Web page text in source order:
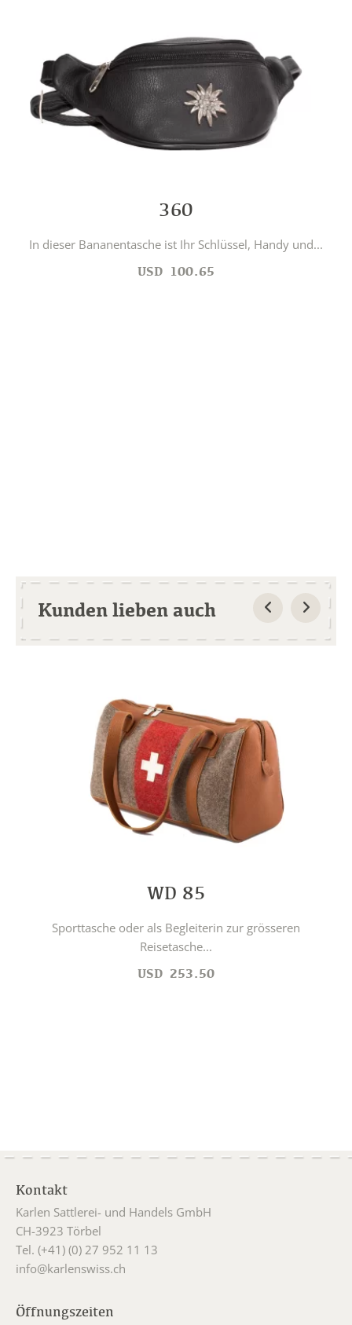
360
In dieser Bananentasche ist Ihr Schlüssel, Handy und...
USD 100.65
Kunden lieben auch
WD 85
Sporttasche oder als Begleiterin zur grösseren
Reisetasche...
USD 253.50
Kontakt
Karlen Sattlerei- und Handels GmbH
CH-3923 Törbel
Tel. (+41) (0) 27 952 11 13
info@karlenswiss.ch
Öffnungszeiten